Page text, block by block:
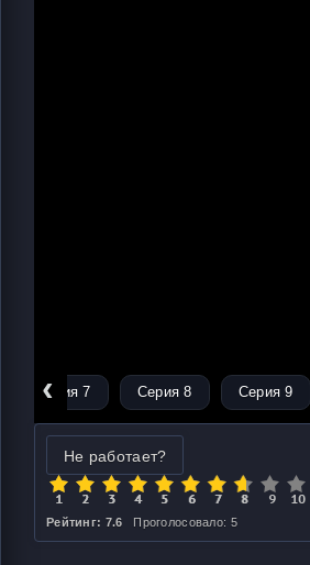
‹
Серия 7 Серия 8 Серия 9
Не работает?
Рейтинг: 7.6 Проголосовало: 5